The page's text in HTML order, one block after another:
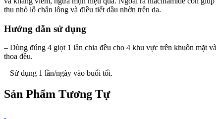
thu nhỏ lỗ chân lông và điều tiết dầu nhờn trên da.
Hướng dẫn sử dụng
– Dùng đúng 4 giọt 1 lần chia đều cho 4 khu vực trên khuôn mặt và
thoa đều.
– Sử dụng 1 lần/ngày vào buổi tối.
Sản Phẩm Tương Tự